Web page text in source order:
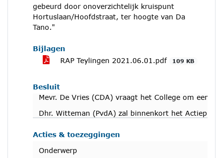
gebeurd door onoverzichtelijk kruispunt
Hortuslaan/Hoofdstraat, ter hoogte van Da
Tano."
Bijlagen
RAP Teylingen 2021.06.01.pdf
109 KB
Besluit
Mevr. De Vries (CDA) vraagt het College om een
Dhr. Witteman (PvdA) zal binnenkort het
Acties & toezeggingen
Onderwerp